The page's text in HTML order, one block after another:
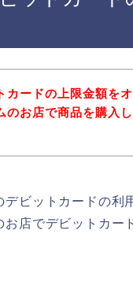
カードの上限金額を
のお店で商品を購入
ビットカードの利
お店でデビットカー